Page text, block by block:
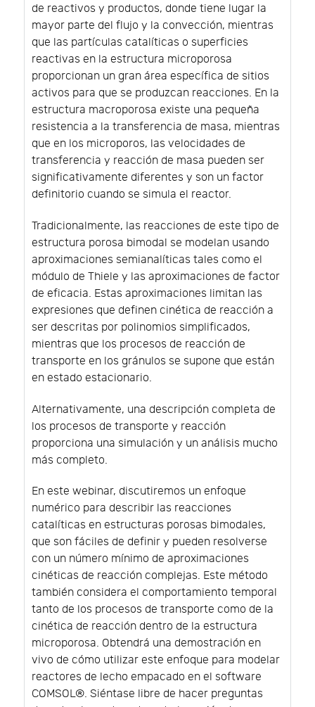
de reactivos y productos, donde tiene lugar la
mayor parte del flujo y la convección, mientras
que las partículas catalíticas o superficies
reactivas en la estructura microporosa
proporcionan un gran área específica de sitios
activos para que se produzcan reacciones. En la
estructura macroporosa existe una pequeña
resistencia a la transferencia de masa, mientras
que en los microporos, las velocidades de
transferencia y reacción de masa pueden ser
significativamente diferentes y son un factor
definitorio cuando se simula el reactor.
Tradicionalmente, las reacciones de este tipo de
estructura porosa bimodal se modelan usando
aproximaciones semianalíticas tales como el
módulo de Thiele y las aproximaciones de factor
de eficacia. Estas aproximaciones limitan las
expresiones que definen cinética de reacción a
ser descritas por polinomios simplificados,
mientras que los procesos de reacción de
transporte en los gránulos se supone que están
en estado estacionario.
Alternativamente, una descripción completa de
los procesos de transporte y reacción
proporciona una simulación y un análisis mucho
más completo.
En este webinar, discutiremos un enfoque
numérico para describir las reacciones
catalíticas en estructuras porosas bimodales,
que son fáciles de definir y pueden resolverse
con un número mínimo de aproximaciones
cinéticas de reacción complejas. Este método
también considera el comportamiento temporal
tanto de los procesos de transporte como de la
cinética de reacción dentro de la estructura
microporosa. Obtendrá una demostración en
vivo de cómo utilizar este enfoque para modelar
reactores de lecho empacado en el software
COMSOL®. Siéntase libre de hacer preguntas